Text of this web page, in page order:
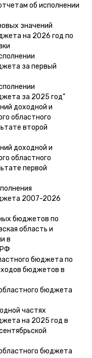
об исполнении
значений
на 2026 год по
за первый
за 2025 год"
доходной и
областного
второй
доходной и
областного
первой
2007-2026
бюджетов по
область и
в
бюджета по
бюджетов в
бюджета
частях
на 2025 год в
бюджета